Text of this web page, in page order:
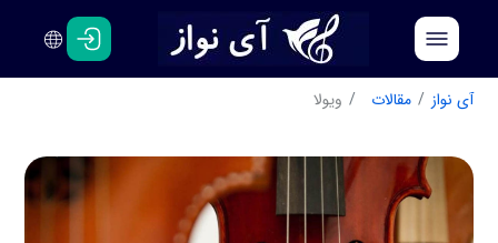
فارسی
انگلیسی
آی نواز
مقالات ویولا